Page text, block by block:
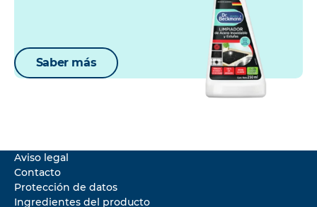
Saber más
Aviso legal
Contacto
Protección de datos
Ingredientes del producto